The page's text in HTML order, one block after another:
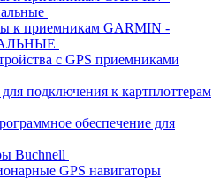
к приемникам GARMIN -
с GPS приемниками
подключения к картплоттерам
обеспечение для
Buchnell
GPS навигаторы